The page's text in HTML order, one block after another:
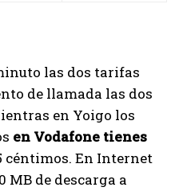
las dos tarifas
de llamada las dos
en Yoigo los
en Vodafone tienes
céntimos. En Internet
de descarga a